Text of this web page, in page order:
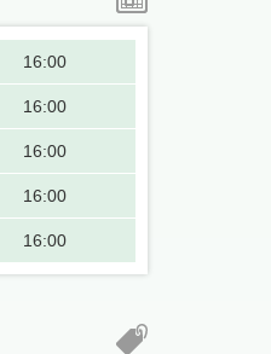
16:00
16:00
16:00
16:00
16:00